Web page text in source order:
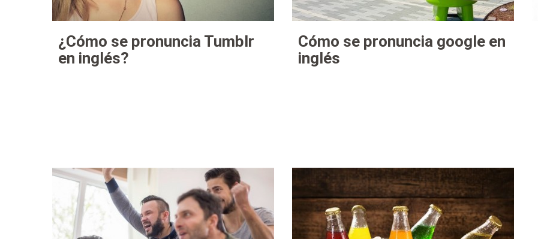
¿Cómo se pronuncia Tumblr
en inglés?
Cómo se pronuncia google en
inglés